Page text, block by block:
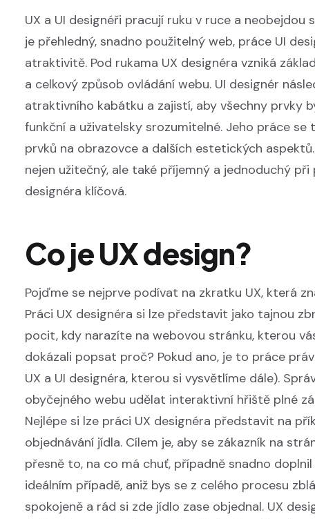
UX a UI designéři pracují ruku v ruce a neobejdou
je přehledný, snadno použitelný web, práce UI
atraktivitě. Pod rukama UX designéra vzniká
a celkový způsob ovládání webu. UI designér
atraktivního kabátku a zajistí, aby všechny prvky
funkční a uživatelsky srozumitelné. Jeho práce
prvků na obrazovce a dalších estetických
nejen užitečný, ale také příjemný a jednoduchý při
designéra klíčová.
Co je UX design?
Pojďme se nejprve podívat na zkratku UX, která
Práci UX designéra si lze představit jako tajnou
pocit, kdy narazíte na webovou stránku, kterou
dokázali popsat proč? Pokud ano, je to práce
UX a UI designéra, kterou si vysvětlíme dále).
obyčejného webu udělat interaktivní hřiště plné
Nejlépe si lze práci UX designéra představit na
objednávání jídla. Cílem je, aby se zákazník na
přesně to, na co má chuť, případně snadno
ideálním případě, aniž bys se z celého procesu
spokojeně a rád si zde jídlo zase objednal. UX